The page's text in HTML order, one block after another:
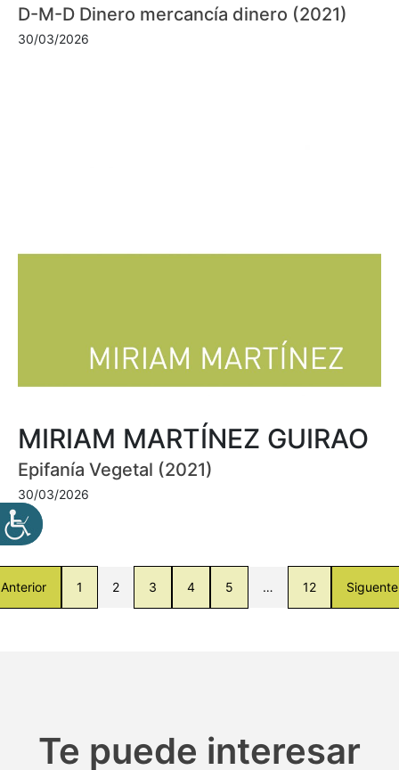
D-M-D Dinero mercancía dinero (2021)
30/03/2026
MIRIAM MARTÍNEZ GUIRAO
Epifanía Vegetal (2021)
30/03/2026
Anterior 1 2 3 4 5 … 12 Siguente
Te puede interesar